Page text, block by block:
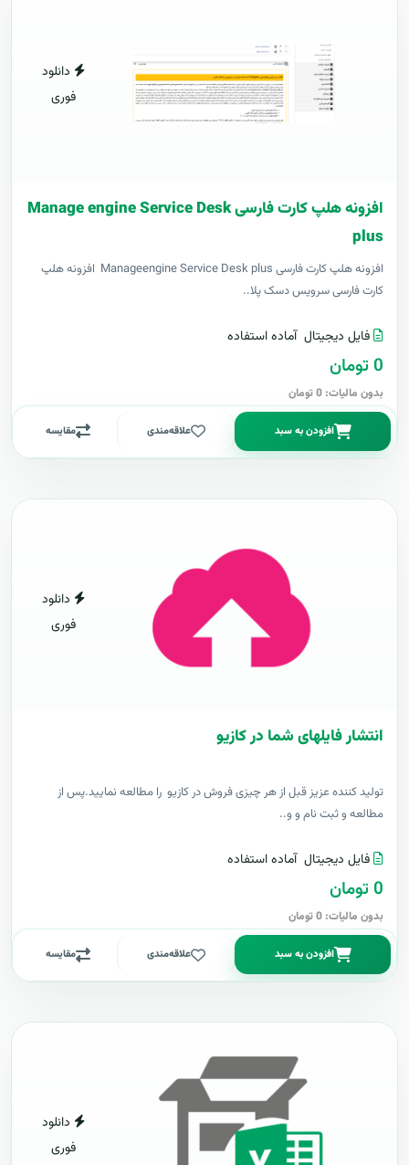
دانلود
فوری
افزونه هلپ کارت فارسی Manage engine Service Desk
plus
افزونه هلپ کارت فارسی Manageengine Service Desk plus افزونه هلپ
کارت فارسی سرویس دسک پلا..
فایل دیجیتال آماده استفاده
0 تومان
بدون مالیات: 0 تومان
افزودن به سبد علاقه‌مندی مقایسه
دانلود
فوری
انتشار فایلهای شما در کازیو
توليد کننده عزيز قبل از هر چیزی فروش در کازیو را مطالعه نمایید.پس از
مطالعه و ثبت نام و و..
فایل دیجیتال آماده استفاده
0 تومان
بدون مالیات: 0 تومان
افزودن به سبد علاقه‌مندی مقایسه
دانلود
فوری